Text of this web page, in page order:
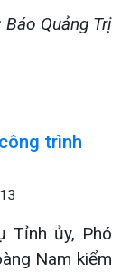
Quảng Trị
trình
Tỉnh ủy, Phó
Nam kiểm